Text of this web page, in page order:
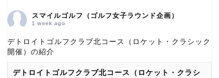
スマイルゴルフ（ゴルフ女子ラウンド企画）
1 week ago
デトロイトゴルフクラブ北コース（ロケット・クラシック
開催）の紹介
デトロイトゴルフクラブ北コース（ロケット・クラシ